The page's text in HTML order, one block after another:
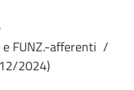
e FUNZ.-afferenti
2024)
/